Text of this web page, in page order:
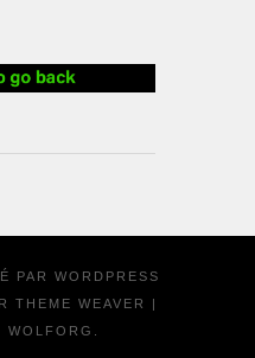
PAR WORDPRESS
THEME WEAVER
|
WOLFORG